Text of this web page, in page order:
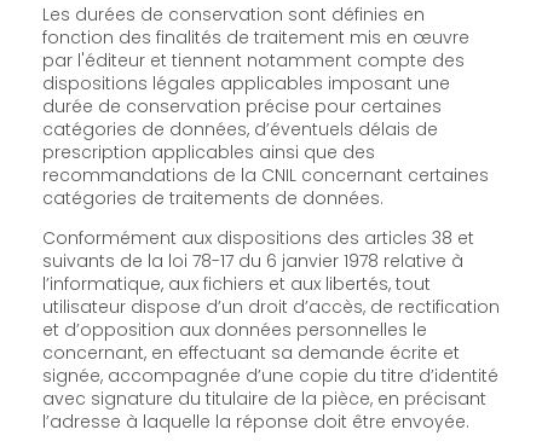
Les durées de conservation sont définies en
fonction des finalités de traitement mis en œuvre
par l'éditeur et tiennent notamment compte des
dispositions légales applicables imposant une
durée de conservation précise pour certaines
catégories de données, d’éventuels délais de
prescription applicables ainsi que des
recommandations de la CNIL concernant certaines
catégories de traitements de données.
Conformément aux dispositions des articles 38 et
suivants de la loi 78-17 du 6 janvier 1978 relative à
l’informatique, aux fichiers et aux libertés, tout
utilisateur dispose d’un droit d’accès, de rectification
et d’opposition aux données personnelles le
concernant, en effectuant sa demande écrite et
signée, accompagnée d’une copie du titre d’identité
avec signature du titulaire de la pièce, en précisant
l’adresse à laquelle la réponse doit être envoyée.